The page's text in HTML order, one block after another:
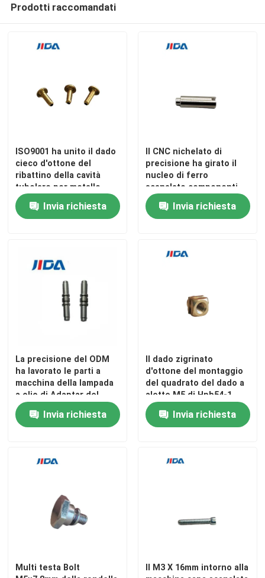
Prodotti raccomandati
ISO9001 ha unito il dado
cieco d'ottone del
ribattino della cavità
tubolare per metallo
Invia richiesta
Il CNC nichelato di
precisione ha girato il
nucleo di ferro
scanalato componenti
per il relè di CA
Invia richiesta
La precisione del ODM
ha lavorato le parti a
macchina della lampada
a olio di Adaptar del
sindacato delle
componentiInvia richiesta
Il dado zigrinato
d'ottone del montaggio
del quadrato del dado a
alette M5 di Hpb54-1
9mm ha personalizzato
Invia richiesta
Multi testa Bolt
Il M3 X 16mm intorno alla